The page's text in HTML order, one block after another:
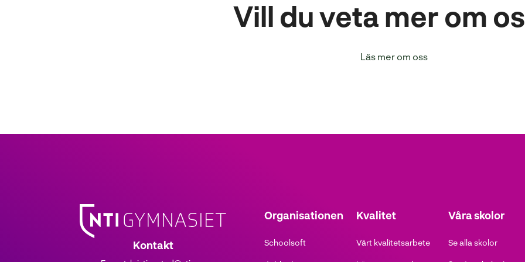
Vill du veta mer om
Läs mer om oss
Kontakt
Organisationen
Schoolsoft
Kvalitet
Vårt kvalitetsarbete
Våra skolor
Se alla skolor